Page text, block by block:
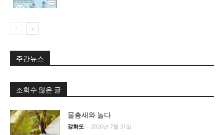
주간뉴스
조회수 많은 글
물총새와 놀다
강화도 - 2026년 7월 31일